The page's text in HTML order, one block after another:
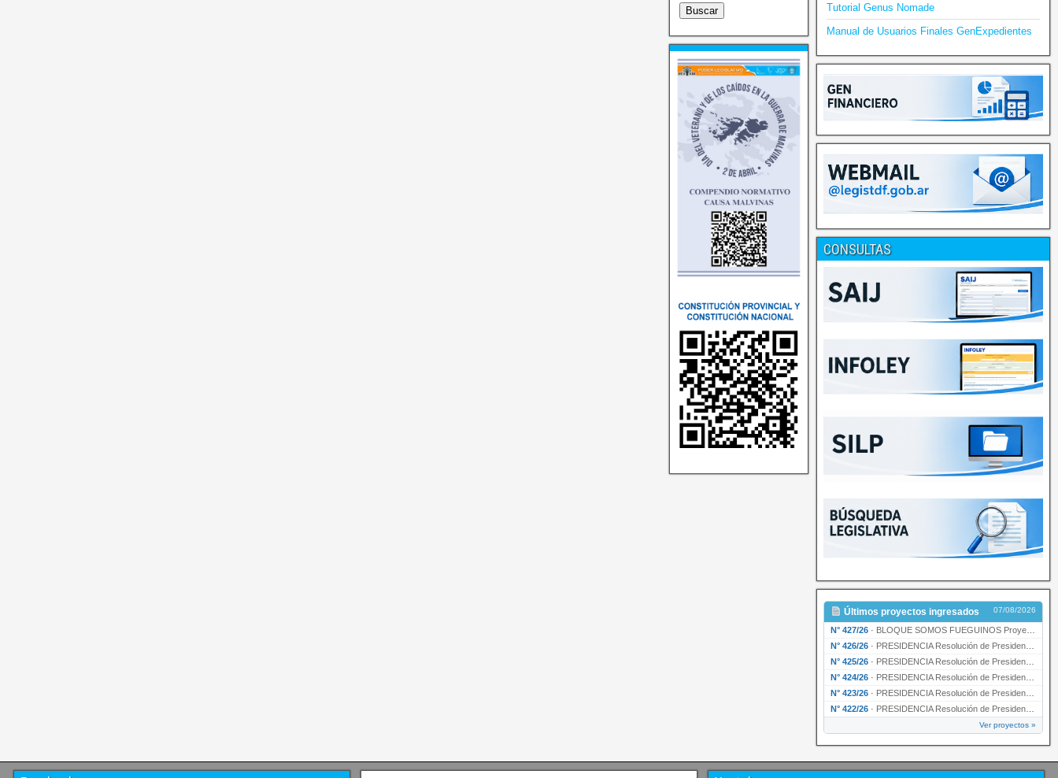
Tutorial Genus Nomade
Manual de Usuarios Finales GenExpedientes
CONSULTAS
Últimos proyectos ingresados 07/08/2026
N° 427/26 · BLOQUE SOMOS FUEGUINOS Proyecto de Declaración declarando de interés provincial PRESIDENCI…
N° 426/26 · PRESIDENCIA Resolución de Presidencia N° 216/26 declarando de interés provincial la labor …
N° 425/26 · PRESIDENCIA Resolución de Presidencia N° 212/26 declarando de interés provincial el “50° A…
N° 424/26 · PRESIDENCIA Resolución de Presidencia Nº 210/26 declarando de interés provincial el proyec…
N° 423/26 · PRESIDENCIA Resolución de Presidencia Nº 209/26 declarando de interés provincial la presen…
N° 422/26 · PRESIDENCIA Resolución de Presidencia N° 200/26 para su ratificación.
Ver proyectos »